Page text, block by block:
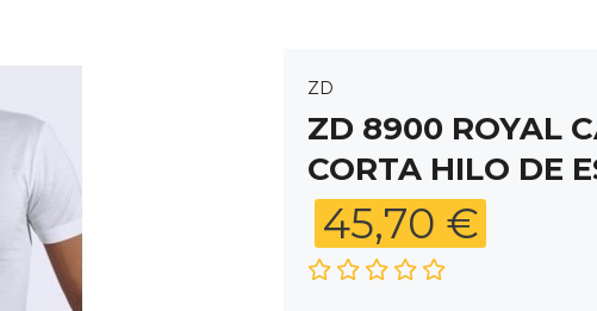
ZD
ZD 8900 ROYAL
CORTA HILO DE
45,70 €